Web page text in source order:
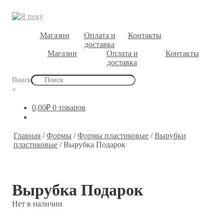
Магазин
Оплата и
доставка
Контакты
Магазин
Оплата и
доставка
Контакты
Поиск
×
0,00₽ 0 товаров
Главная /Формы /Формы пластиковые /Вырубки
пластиковые /Вырубка Подарок
Вырубка Подарок
Нет в наличии